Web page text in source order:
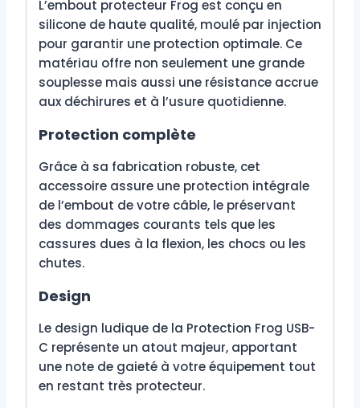
L’embout protecteur Frog est conçu en
silicone de haute qualité, moulé par injection
pour garantir une protection optimale. Ce
matériau offre non seulement une grande
souplesse mais aussi une résistance accrue
aux déchirures et à l’usure quotidienne.
Protection complète
Grâce à sa fabrication robuste, cet
accessoire assure une protection intégrale
de l’embout de votre câble, le préservant
des dommages courants tels que les
cassures dues à la flexion, les chocs ou les
chutes.
Design
Le design ludique de la Protection Frog USB-
C représente un atout majeur, apportant
une note de gaieté à votre équipement tout
en restant très protecteur.